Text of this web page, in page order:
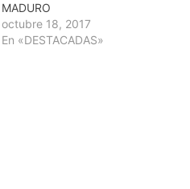
MADURO
octubre 18, 2017
En «DESTACADAS»